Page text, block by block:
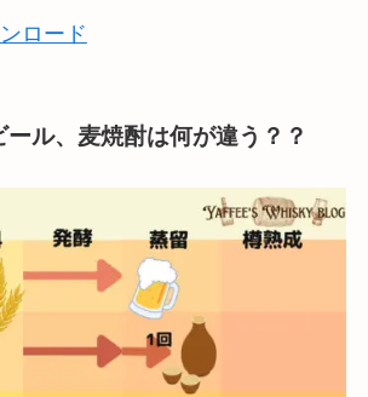
ロード
ール、麦焼酎は何が違う？？